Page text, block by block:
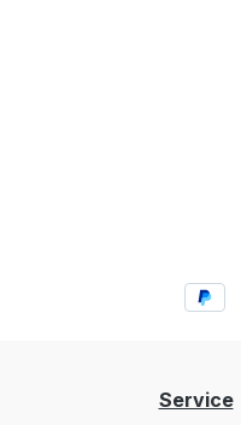
Service